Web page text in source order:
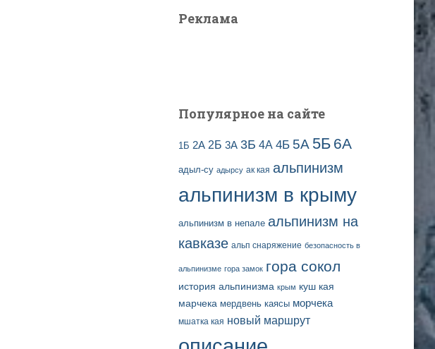
п
:Реклама
Популярное на сайте
1Б 2А 2Б 3А 3Б 4А 4Б 5А 5Б 6А
адыл-су адырсу ак кая альпинизм
альпинизм в крыму
альпинизм в непале альпинизм на
кавказе альп снаряжение безопасность в
альпинизме гора замок гора сокол
история альпинизма крым куш кая
марчека мердвень каясы морчека
мшатка кая новый маршрут